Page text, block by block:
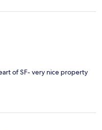
of SF- very nice property